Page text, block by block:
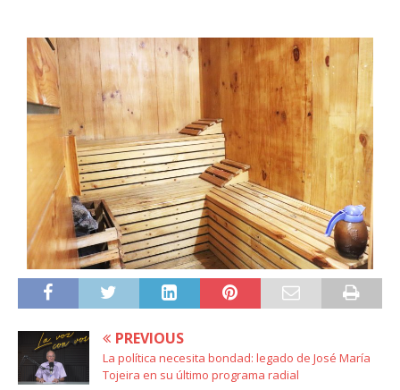
PREVIOUS
La política necesita bondad: legado de José María
Tojeira en su último programa radial